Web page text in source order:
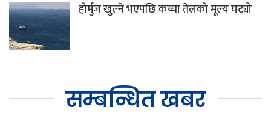
होर्मुज खुल्ने भएपछि कच्चा तेलको मूल्य घट्यो
सम्बन्धित खबर